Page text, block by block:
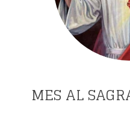
MES AL